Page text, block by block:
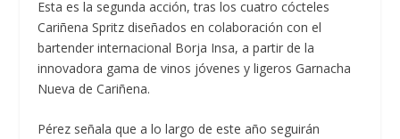
Esta es la segunda acción, tras los cuatro cócteles
Cariñena Spritz diseñados en colaboración con el
bartender internacional Borja Insa, a partir de la
innovadora gama de vinos jóvenes y ligeros Garnacha
Nueva de Cariñena.
Pérez señala que a lo largo de este año seguirán